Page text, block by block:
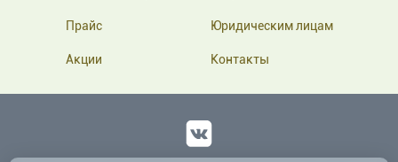
Прайс
Акции
Юридическим лицам
Контакты
Вконтакте